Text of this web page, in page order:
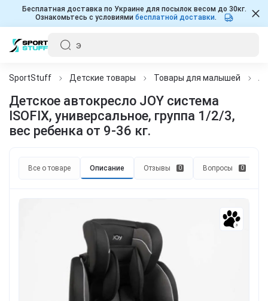
Бесплатная доставка по Украине для посылок весом до 30кг.
Ознакомьтесь с условиями бесплатной доставки.
SportStuff Детские товары Товары для малышей
Детское автокресло JOY система
ISOFIX, универсальное, группа 1/2/3,
вес ребенка от 9-36 кг.
Все о товаре Описание Отзывы 0 Вопросы 0
3